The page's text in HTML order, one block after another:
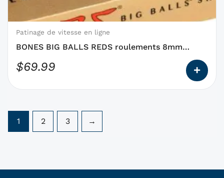
Patinage de vitesse en ligne
BONES BIG BALLS REDS roulements 8mm
paquet de 16
$69.99
peuvent
être
choisies
sur
page
1 2 3 →